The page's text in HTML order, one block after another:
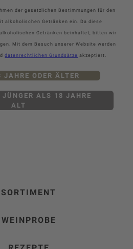
der gesetzlichen Bestimmungen für den
alkoholischen Getränken ein. Da diese
Getränken beinhaltet, bitten wir
Mit dem Besuch unserer Website werden
datenrechtlichen Grundsätze akzeptiert.
ODER ÄLTER
ALS 18 JAHRE
ALT
SORTIMENT
WEINPROBE